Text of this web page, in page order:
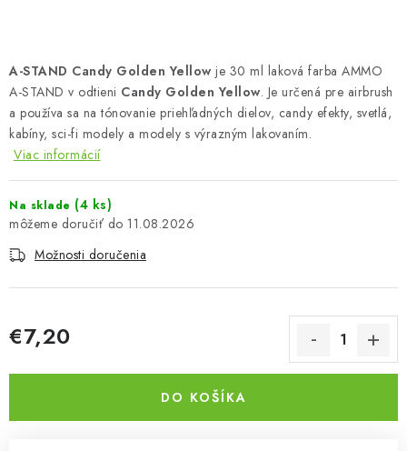
VOUCHERS
PREDÁVANÉ ZNAČKY
Podmienky a pravidlá
Postup pri podávaní sťažností
Prevodník modelárskych farieb
FAQ
Výstavy 2026
A-STAND Candy Golden Yellowje 30 ml laková farba AMMO
A-STAND v odtieni Candy Golden Yellow. Je určená pre airbrush
a používa sa na tónovanie priehľadných dielov, candy efekty, svetlá,
kabíny, sci-fi modely a modely s výrazným lakovaním.
Viac informácií
Na sklade (4 ks)
11.08.2026
Možnosti doručenia
€7,20
DO KOŠÍKA